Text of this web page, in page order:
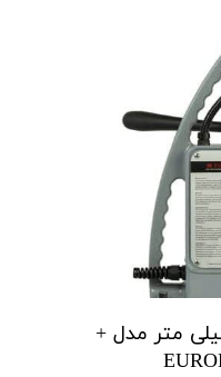
مگنت یوروبور 80 میلی متر مدل +